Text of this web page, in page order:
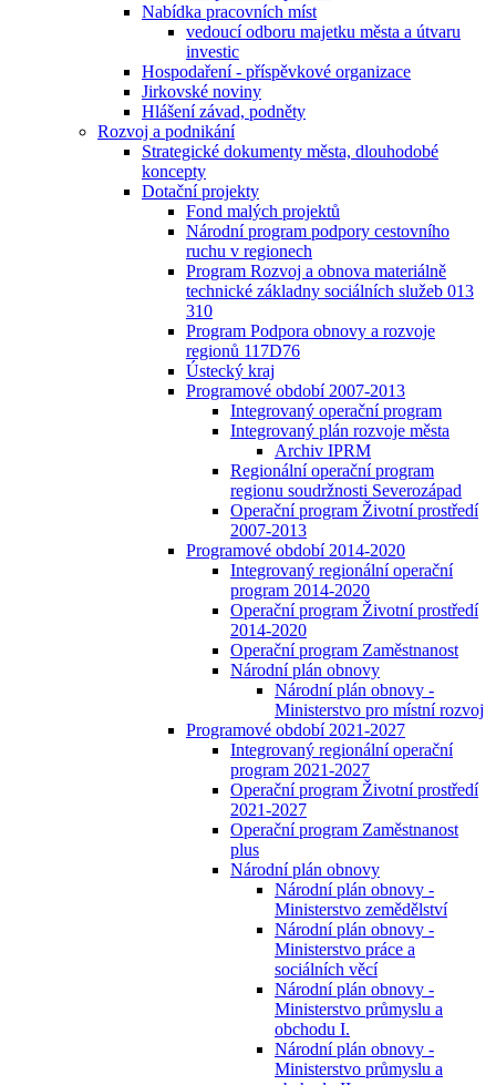
Nabídka pracovních míst
vedoucí odboru majetku města a útvaru
investic
Hospodaření - příspěvkové organizace
Jirkovské noviny
Hlášení závad, podněty
Rozvoj a podnikání
Strategické dokumenty města, dlouhodobé
koncepty
Dotační projekty
Fond malých projektů
Národní program podpory cestovního
ruchu v regionech
Program Rozvoj a obnova materiálně
technické základny sociálních služeb 013
310
Program Podpora obnovy a rozvoje
regionů 117D76
Ústecký kraj
Programové období 2007-2013
Integrovaný operační program
Integrovaný plán rozvoje města
Archiv IPRM
Regionální operační program
regionu soudržnosti Severozápad
Operační program Životní prostředí
2007-2013
Programové období 2014-2020
Integrovaný regionální operační
program 2014-2020
Operační program Životní prostředí
2014-2020
Operační program Zaměstnanost
Národní plán obnovy
Národní plán obnovy -
Ministerstvo pro místní rozvoj
Programové období 2021-2027
Integrovaný regionální operační
program 2021-2027
Operační program Životní prostředí
2021-2027
Operační program Zaměstnanost
plus
Národní plán obnovy
Národní plán obnovy -
Ministerstvo zemědělství
Národní plán obnovy -
Ministerstvo práce a
sociálních věcí
Národní plán obnovy -
Ministerstvo průmyslu a
obchodu I.
Národní plán obnovy -
Ministerstvo průmyslu a